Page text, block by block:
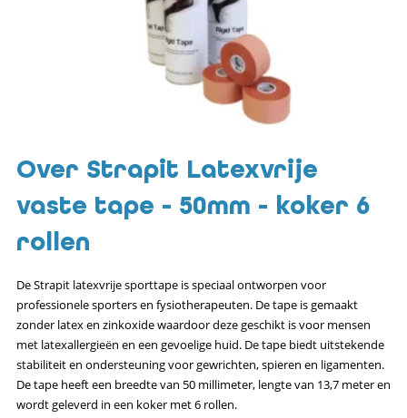
Over Strapit Latexvrije
vaste tape - 50mm - koker 6
rollen
De Strapit latexvrije sporttape is speciaal ontworpen voor
professionele sporters en fysiotherapeuten. De tape is gemaakt
zonder latex en zinkoxide waardoor deze geschikt is voor mensen
met latexallergieën en een gevoelige huid. De tape biedt uitstekende
stabiliteit en ondersteuning voor gewrichten, spieren en ligamenten.
De tape heeft een breedte van 50 millimeter, lengte van 13,7 meter en
wordt geleverd in een koker met 6 rollen.